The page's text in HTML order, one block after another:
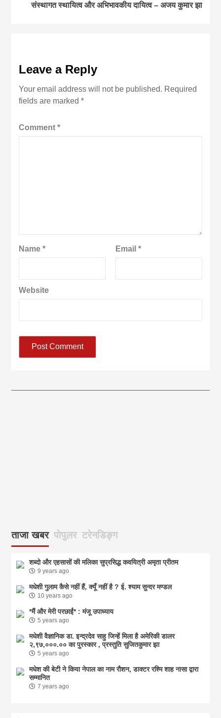
संस्थागत स्थायित्व और अभिभावकीय दायित्व – अजय कुमार झा
Leave a Reply
Your email address will not be published. Required
fields are marked*
Comment*
Name* Email *
Website
ताजा खबर पोपुलर टरेनडिङ्ग
शब्दो और एहसासों की मलिका सुप्रसिद्ध कवयित्री अमृता प्रीतम
9 years ago
मधेशी गुलाम कैसे नहीं हैं, क्यूँ नहीं है ? ई. श्याम सुन्दर मण्डल
10 years ago
*मैं और मेरी परछाईं* : मंजू उपाध्याय
5 years ago
मधेशी वैज्ञानिक डा. इन्द्रदेव साहु जिन्हें मिला है अमेरिकी डालर
२,९७,०००.०० का पुरस्कार , प्रस्तुति सुजितकुमार झा
5 years ago
मधेश की बेटी ने किया नेपाल का नाम राैशन, डाक्टर रश्मि शाह नासा द्वारा
सम्मानित
7 years ago